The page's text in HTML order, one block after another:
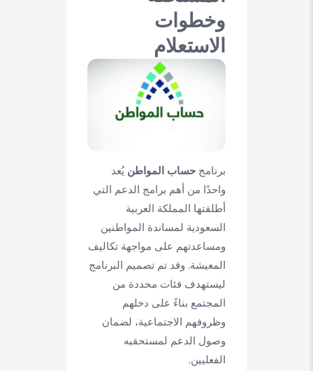
وخطوات
الاستعلام
برنامج حساب المواطن يُعد
واحدًا من أهم برامج الدعم التي
أطلقتها المملكة العربية
السعودية لمساندة المواطنين
ومساعدتهم على مواجهة تكاليف
المعيشة. وقد تم تصميم البرنامج
ليستهدف فئات محددة من
المجتمع بناءً على دخلهم
وظروفهم الاجتماعية، لضمان
وصول الدعم لمستحقيه
الفعليين.